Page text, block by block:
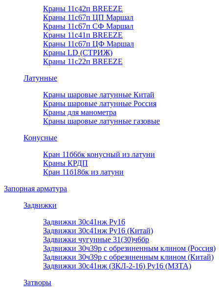
Краны 11с42п BREEZE
Краны 11с67п ЦП Маршал
Краны 11с67п СФ Маршал
Краны 11с41п BREEZE
Краны 11с67п ЦФ Маршал
Краны LD (СТРИЖ)
Краны 11с22п BREEZE
Латунные
Краны шаровые латунные Китай
Краны шаровые латунные Россия
Краны для манометра
Краны шаровые латунные газовые
Конусные
Кран 11б6бк конусный из латуни
Краны КРДП
Кран 11б18бк из латуни
Запорная арматура
Задвижки
Задвижки 30с41нж Ру16
Задвижки 30с41нж Ру16 (Китай)
Задвижки чугунные 31(30)ч6бр
Задвижки 30ч39р с обрезиненным клином (Россия)
Задвижки 30ч39р с обрезиненным клином (Китай)
Задвижки 30с41нж (ЗКЛ-2-16) Ру16 (МЗТА)
Затворы